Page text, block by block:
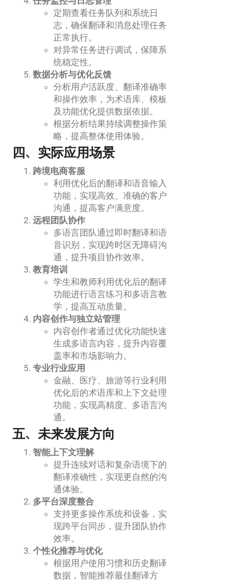
定期查看任务队列和系统日
志，确保翻译和消息处理任务
正常执行。
对异常任务进行调试，保障系
统稳定性。
数据分析与优化反馈
分析用户活跃度、翻译准确率
和操作效率，为术语库、模板
及功能优化提供数据依据。
根据分析结果持续调整操作策
略，提高整体使用体验。
四、实际应用场景
跨境电商客服
利用优化后的翻译和语音输入
功能，实现高效、准确的客户
沟通，提高客户满意度。
远程团队协作
多语言团队通过即时翻译和语
音识别，实现跨时区无障碍沟
通，提升项目协作效率。
教育培训
学生和教师利用优化后的翻译
功能进行语言练习和多语言教
学，提高互动质量。
内容创作与独立站管理
内容创作者通过优化功能快速
生成多语言内容，提升内容覆
盖率和市场影响力。
专业行业应用
金融、医疗、旅游等行业利用
优化后的术语库和上下文处理
功能，实现高精度、多语言沟
通。
五、未来发展方向
智能上下文理解
提升连续对话和复杂语境下的
翻译准确性，实现更自然的沟
通体验。
多平台深度整合
支持更多操作系统和设备，实
现跨平台同步，提升团队协作
效率。
个性化推荐与优化
根据用户使用习惯和历史翻译
数据，智能推荐最佳翻译方